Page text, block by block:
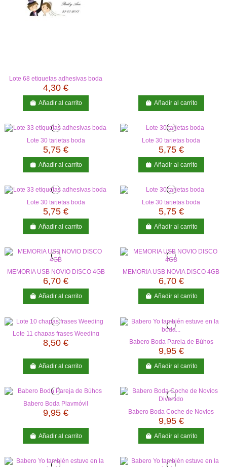
Lote 68 etiquetas adhesivas boda
4,30 €
Añadir al carrito Añadir al carrito
Lote 30 tarjetas boda
5,75 €
Añadir al carrito
Lote 30 tarjetas boda
5,75 €
Añadir al carrito
Lote 30 tarjetas boda
5,75 €
Añadir al carrito
Lote 30 tarjetas boda
5,75 €
Añadir al carrito
MEMORIA USB NOVIO DISCO 4GB
6,70 €
Añadir al carrito
MEMORIA USB NOVIA DISCO 4GB
6,70 €
Añadir al carrito
Lote 11 chapas frases Weeding
8,50 €
Añadir al carrito
Babero Boda Pareja de Búhos
9,95 €
Añadir al carrito
Babero Boda Playmóvil
9,95 €
Añadir al carrito
Babero Boda Coche de Novios
Divertido
9,95 €
Añadir al carrito